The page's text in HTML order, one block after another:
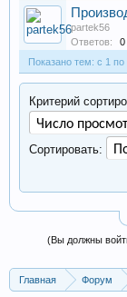
partek56
Ответов:
0
Показано тем: с 1 по
Критерий
Сортировать:
(Вы должны
Главная Форум